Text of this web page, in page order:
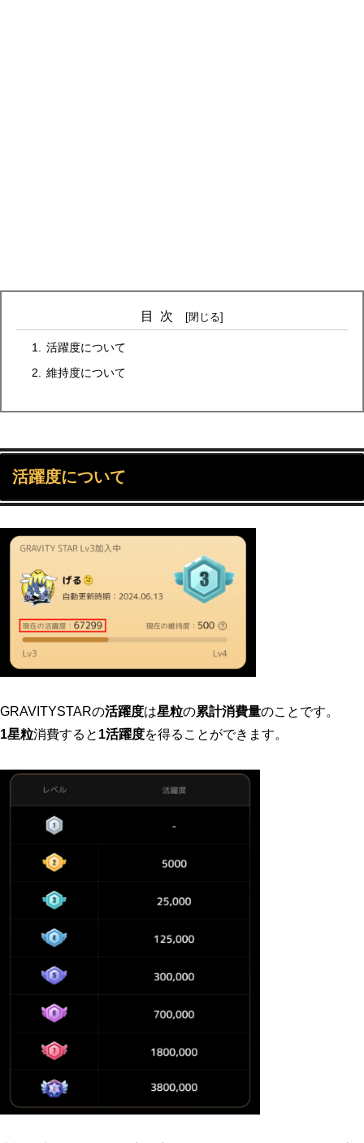
目次
活躍度について
維持度について
活躍度について
GRAVITYSTARの活躍度は星粒の累計消費量のことです。
1星粒消費すると 1活躍度を得ることができます。